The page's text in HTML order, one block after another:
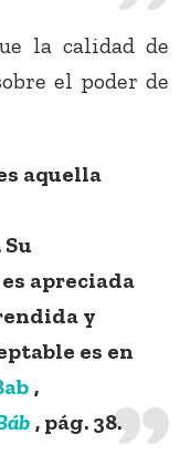
la calidad de
el poder de
aquella
apreciada
y
es en
,
, pág. 38.